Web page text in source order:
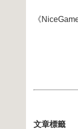
《
文章標籤